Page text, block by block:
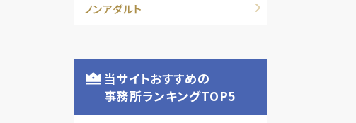
ノンアダルト
当サイトおすすめの
事務所ランキングTOP5